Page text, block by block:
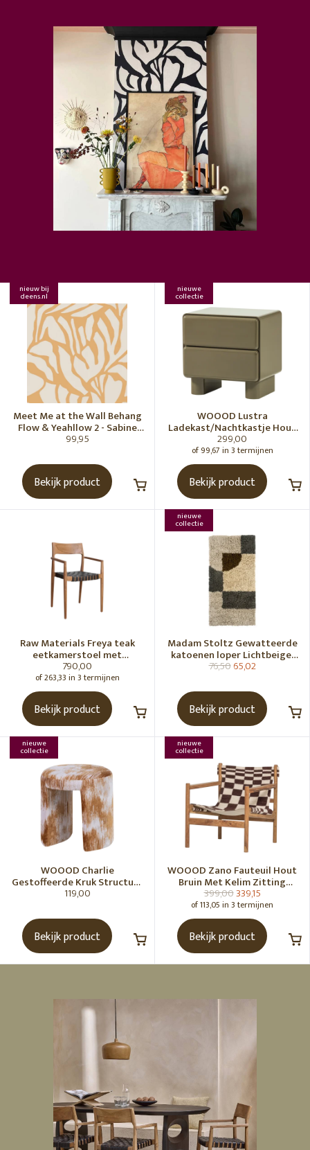
nieuw bij
deens.nl
Meet Me at the Wall Behang
Flow & Yeahllow 2 - Sabine
van Vessem
99,95
Bekijk product
nieuwe
collectie
WOOOD Lustra
Ladekast/Nachtkastje Hout
Hoogglans Groen [Fsc]
299,00
of 99,67 in 3 termijnen
Bekijk product
Raw Materials Freya teak
eetkamerstoel met
armleuning - Zwart (set of 2)
790,00
of 263,33 in 3 termijnen
Bekijk product
nieuwe
collectie
Madam Stoltz Gewatteerde
katoenen loper Lichtbeige,
gebroken wit, grijs, groen
76,5065,02
Bekijk product
nieuwe
collectie
WOOOD Charlie
Gestoffeerde Kruk Structuur
Stof Karamelbruin [Fsc]
119,00
Bekijk product
nieuwe
collectie
WOOOD Zano Fauteuil Hout
Bruin Met Kelim Zitting
Naturel
399,00339,15
of 113,05 in 3 termijnen
Bekijk product